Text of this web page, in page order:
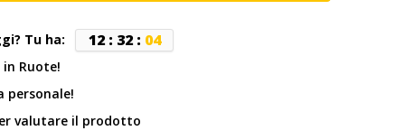
Tu ha: 12: 32: 04
Ruote!
personale!
valutare il prodotto